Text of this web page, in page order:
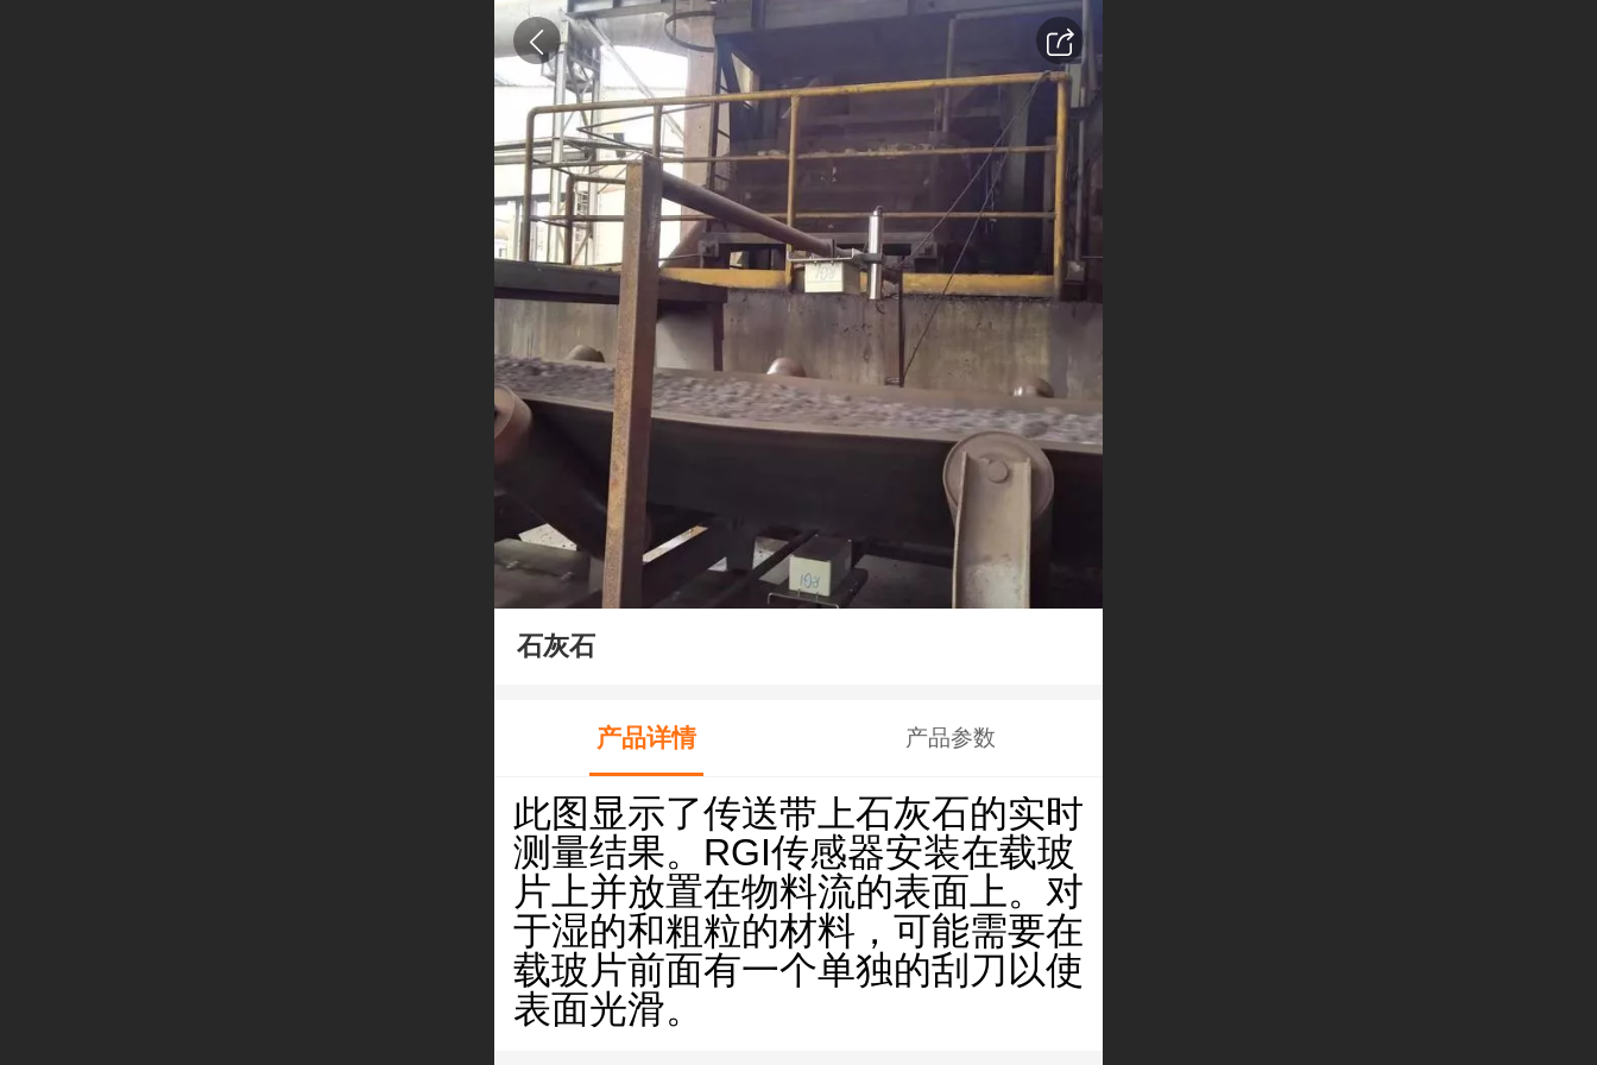
石灰石
产品详情 产品参数
此图显示了传送带上石灰石的实时
测量结果。RGI传感器安装在载玻
片上并放置在物料流的表面上。 对
于湿的和粗粒的材料，可能需要在
载玻片前面有一个单独的刮刀以使
表面光滑。